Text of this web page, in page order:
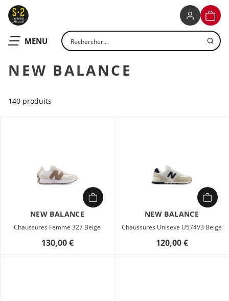
OUVRIR LE
MENU Rechercher un produit
NEW BALANCE
140 produits
NEW BALANCE
Chaussures Femme 327 Beige
130,00 €
NEW BALANCE
Chaussures Unisexe U574V3 Beige
120,00 €